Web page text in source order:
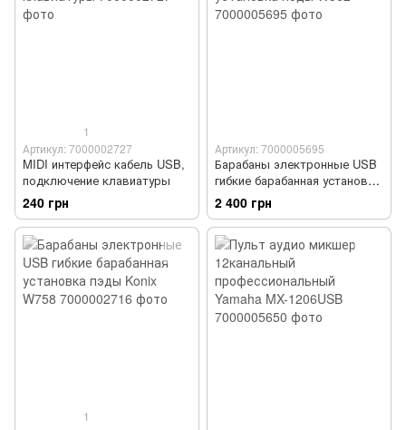
1
Артикул: 7000002727
MIDI интерфейс кабель USB,
подключение клавиатуры
240 грн
Артикул: 7000005695
Барабаны электронные USB
гибкие барабанная установка
пэды W562
2 400 грн
1